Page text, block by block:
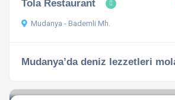
Tola Restaurant
Mudanya - Bademli Mh.
Mudanya’da deniz lezzetleri